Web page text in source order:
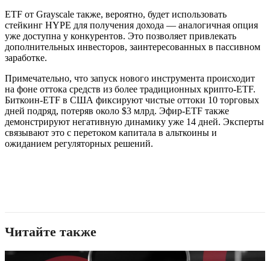
ETF от Grayscale также, вероятно, будет использовать
стейкинг HYPE для получения дохода — аналогичная опция
уже доступна у конкурентов. Это позволяет привлекать
дополнительных инвесторов, заинтересованных в пассивном
заработке.
Примечательно, что запуск нового инструмента происходит
на фоне оттока средств из более традиционных крипто-ETF.
Биткоин-ETF в США фиксируют чистые оттоки 10 торговых
дней подряд, потеряв около $3 млрд. Эфир-ETF также
демонстрируют негативную динамику уже 14 дней. Эксперты
связывают это с перетоком капитала в альткоины и
ожиданием регуляторных решений.
Читайте также